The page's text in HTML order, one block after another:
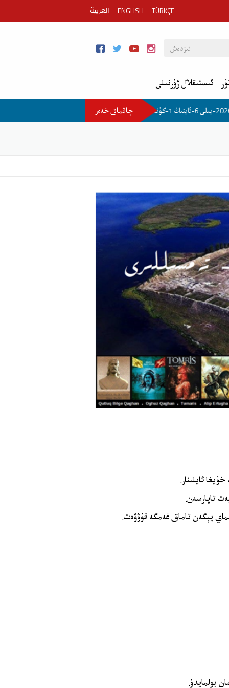
العربية ENGLISH TÜRKÇE
ئىستىقلال ژۇرنىلى
چاقماق خەەر2026-يىلى 6-ئاينىڭ 1-كۈنىدىكى مۇھىم خەۋەر
ئايلىنار.
تاپارسەن.
يېگەن تاماق غەمگە قۇۋۋەت.
بولمايدۇ.